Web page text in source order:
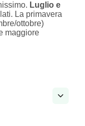
Luglio e
La primavera
ottobre)
maggiore